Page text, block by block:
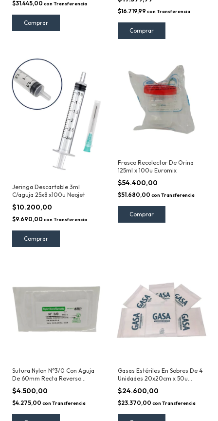
$31.445,00 con Transferencia
$16.719,99 con Transferencia
Jeringa Descartable 3ml
C/aguja 25x8 x100u Neojet
$10.200,00
$9.690,00 con Transferencia
Frasco Recolector De Orina
125ml x 100u Euromix
$54.400,00
$51.680,00 con Transferencia
Sutura Nylon N°3/0 Con Aguja
De 60mm Recta Reverso
Cortante Con Hebra De 75cm
Able
$4.500,00
$4.275,00 con Transferencia
Gasas Estériles En Sobres De 4
Unidades 20x20cm x 50u
Ceade
$24.600,00
$23.370,00 con Transferencia